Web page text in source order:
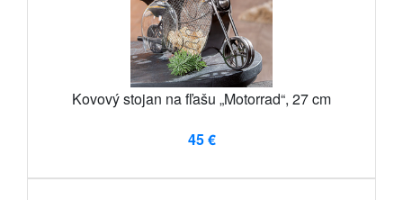
Kovový stojan na fľašu „Motorrad“, 27 cm
45 €